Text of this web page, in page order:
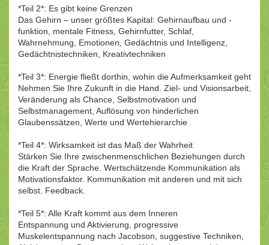
*Teil 2*: Es gibt keine Grenzen
Das Gehirn – unser größtes Kapital: Gehirnaufbau und -
funktion, mentale Fitness, Gehirnfutter, Schlaf,
Wahrnehmung, Emotionen, Gedächtnis und Intelligenz,
Gedächtnistechniken, Kreativtechniken
*Teil 3*: Energie fließt dorthin, wohin die Aufmerksamkeit geht
Nehmen Sie Ihre Zukunft in die Hand. Ziel- und Visionsarbeit,
Veränderung als Chance, Selbstmotivation und
Selbstmanagement, Auflösung von hinderlichen
Glaubenssätzen, Werte und Wertehierarchie
*Teil 4*: Wirksamkeit ist das Maß der Wahrheit
Stärken Sie Ihre zwischenmenschlichen Beziehungen durch
die Kraft der Sprache. Wertschätzende Kommunikation als
Motivationsfaktor. Kommunikation mit anderen und mit sich
selbst. Feedback.
*Teil 5*: Alle Kraft kommt aus dem Inneren
Entspannung und Aktivierung, progressive
Muskelentspannung nach Jacobson, suggestive Techniken,